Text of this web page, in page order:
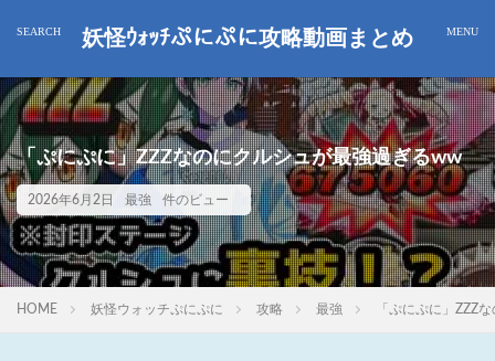
妖怪ｳｫｯﾁぷにぷに攻略動画まとめ
「ぷにぷに」ZZZなのにクルシュが最強過ぎるww
2026年6月2日 最強 件のビュー
HOME 妖怪ウォッチぷにぷに 攻略 最強 「ぷにぷに」ZZZ